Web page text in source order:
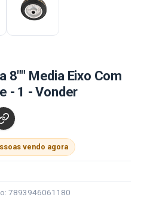
8"" Media Eixo Com
- 1 - Vonder
vendo agora
7893946061180